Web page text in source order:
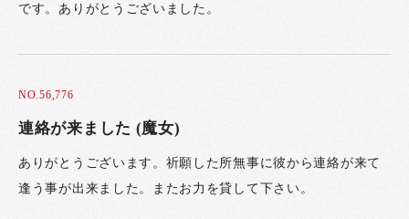
です。ありがとうございました。
NO.56,776
連絡が来ました (魔女)
ありがとうございます。祈願した所無事に彼から連絡が来て
逢う事が出来ました。またお力を貸して下さい。